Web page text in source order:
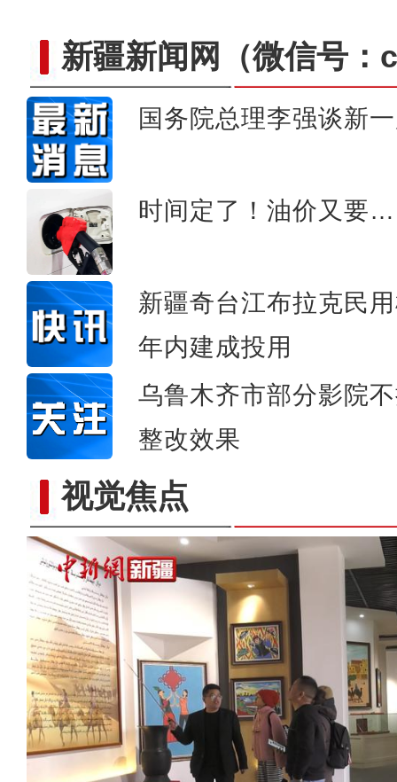
新疆新闻网 （微信号
国务院总理李强谈新
时间定了！油价又要
新疆奇台江布拉克民
年内建成投用
乌鲁木齐市部分影院
整改效果
视觉焦点今年新疆霍尔果斯口岸商品